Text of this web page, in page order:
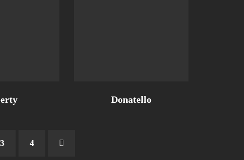
Donatello
3 4